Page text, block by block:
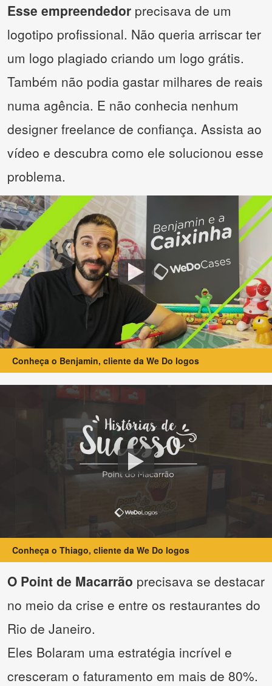
Esse empreendedor precisava de um
logotipo profissional. Não queria arriscar ter
um logo plagiado criando um logo grátis.
Também não podia gastar milhares de reais
numa agência. E não conhecia nenhum
designer freelance de confiança. Assista ao
vídeo e descubra como ele solucionou esse
problema.
Conheça o Benjamin, cliente da We Do logos
Conheça o Thiago, cliente da We Do logos
O Point de Macarrão precisava se destacar
no meio da crise e entre os restaurantes do
Rio de Janeiro.
Eles Bolaram uma estratégia incrível e
cresceram o faturamento em mais de 80%.